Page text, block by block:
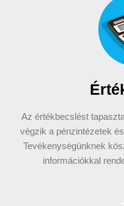
Az értékbecslést
végzik a pénzintézetek
Tevékenységünknek
információkkal